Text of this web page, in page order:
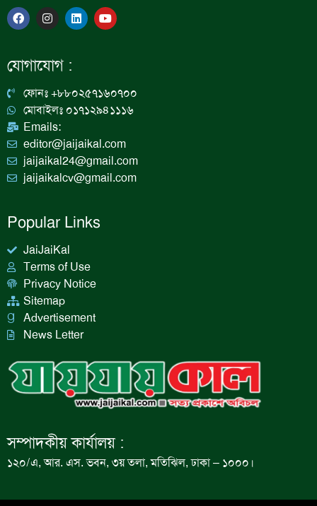
F
a
c
b
o
I
n
s
a
g
a
m
L
i
n
n
Y
o
u
যোগাযোগ :
ফোনঃ +৮৮০২৫৭১৬০৭০০
মোবাইলঃ ০১৭১২৯৪১১১৬
Emails:
editor@jaijaikal.com
jaijaikal24@gmail.com
jaijaikalcv@gmail.com
Popular Links
JaiJaiKal
Terms of Use
Privacy Notice
Sitemap
Advertisement
News Letter
সম্পাদকীয় কার্যালয় :
১২০/এ, আর. এস. ভবন, ৩য় তলা, মতিঝিল, ঢাকা – ১০০০।